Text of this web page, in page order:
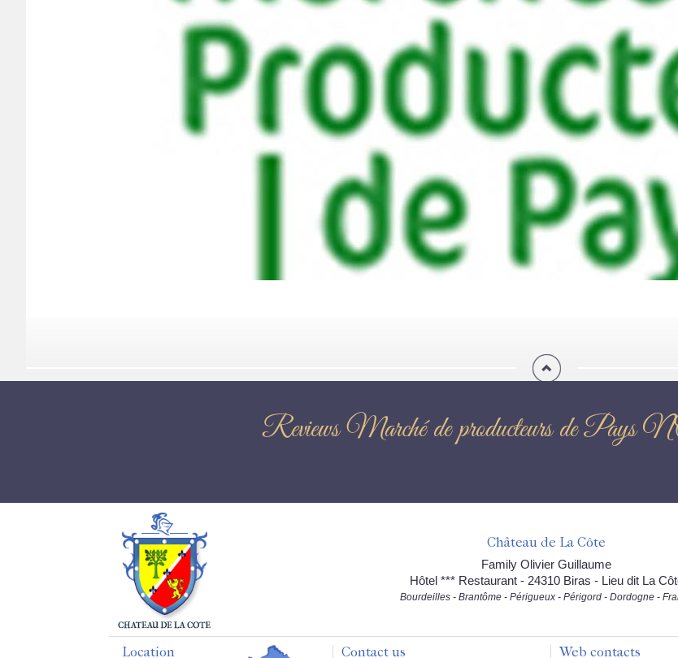
Reviews Marché de producteurs de
Château de La Côte
Family Olivier Guillaume
Hôtel *** Restaurant - 24310 Biras - Lieu dit La
Bourdeilles - Brantôme - Périgueux - Périgord - Dordogne -
Location Contact us Web contacts